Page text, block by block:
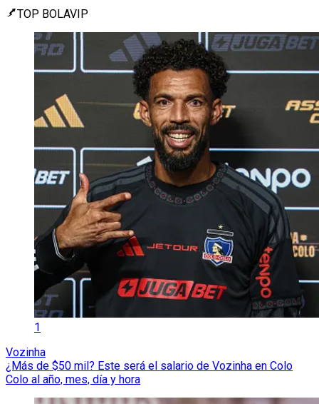
TOP BOLAVIP
1
Vozinha
¿Más de $50 mil? Este será el salario de Vozinha en Colo
Colo al año, mes, día y hora